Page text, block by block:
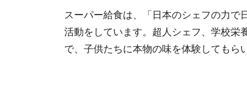
スーパー給食は、「日本のシェフの力で
活動をしています。超人シェフ、学校栄
で、子供たちに本物の味を体験してもら